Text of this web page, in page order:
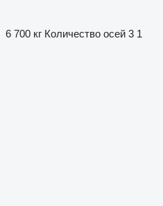
6 700 кг Количество осей 3 1